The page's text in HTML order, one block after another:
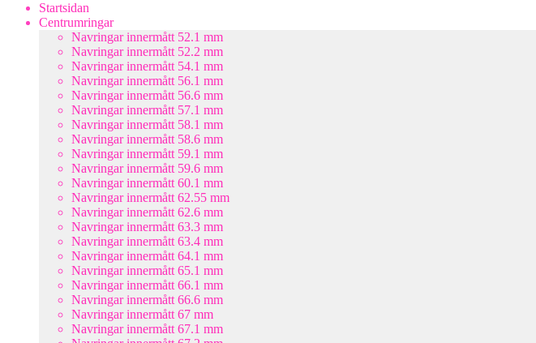
Startsidan
Centrumringar
Navringar innermått 52.1 mm
Navringar innermått 52.2 mm
Navringar innermått 54.1 mm
Navringar innermått 56.1 mm
Navringar innermått 56.6 mm
Navringar innermått 57.1 mm
Navringar innermått 58.1 mm
Navringar innermått 58.6 mm
Navringar innermått 59.1 mm
Navringar innermått 59.6 mm
Navringar innermått 60.1 mm
Navringar innermått 62.55 mm
Navringar innermått 62.6 mm
Navringar innermått 63.3 mm
Navringar innermått 63.4 mm
Navringar innermått 64.1 mm
Navringar innermått 65.1 mm
Navringar innermått 66.1 mm
Navringar innermått 66.6 mm
Navringar innermått 67 mm
Navringar innermått 67.1 mm